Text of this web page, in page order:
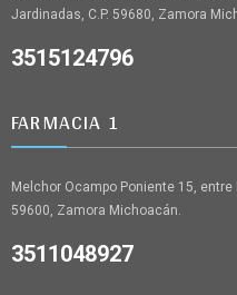
Jardinadas, C.P. 59680, Zamora
3515124796
FARMACIA 1
Melchor Ocampo Poniente 15, entre
59600, Zamora Michoacán.
3511048927